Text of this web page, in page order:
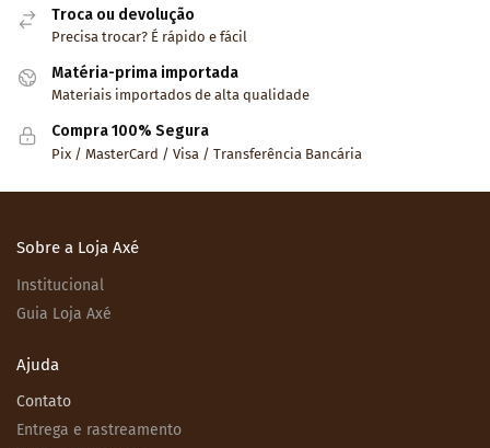
Troca ou devolução
Precisa trocar? É rápido e fácil
Matéria-prima importada
Materiais importados de alta qualidade
Compra 100% Segura
Pix / MasterCard / Visa / Transferência Bancária
Sobre a Loja Axé
Institucional
Guia Loja Axé
Ajuda
Contato
Entrega e rastreamento